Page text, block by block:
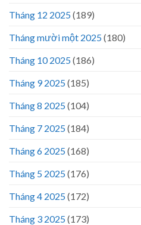
Tháng 12 2025(189)
Tháng mười một 2025(180)
Tháng 10 2025(186)
Tháng 9 2025(185)
Tháng 8 2025(104)
Tháng 7 2025(184)
Tháng 6 2025(168)
Tháng 5 2025(176)
Tháng 4 2025(172)
Tháng 3 2025(173)